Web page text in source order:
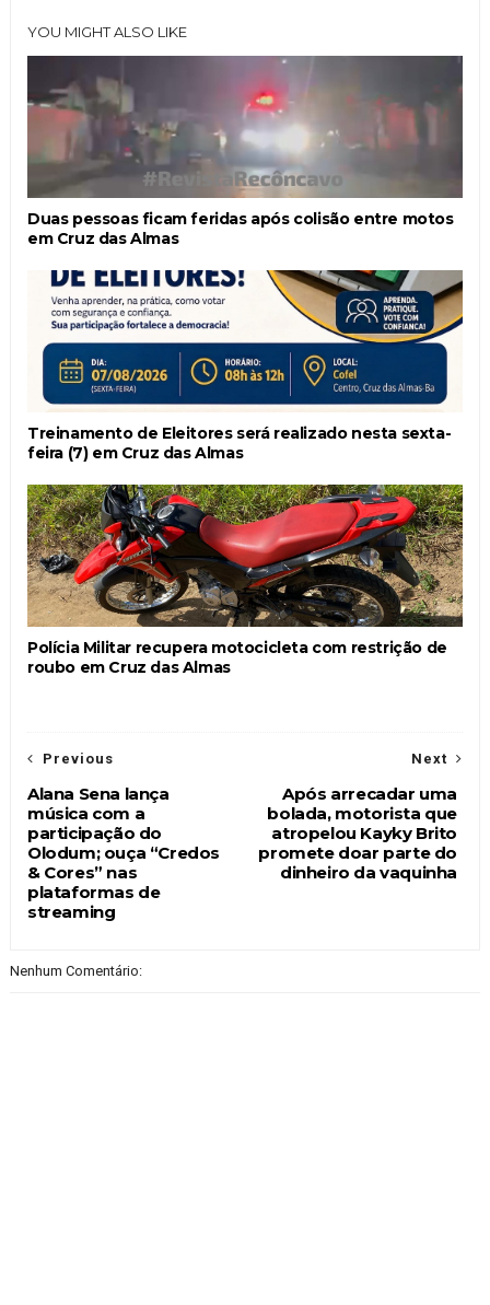
YOU MIGHT ALSO LIKE
Duas pessoas ficam feridas após colisão entre motos
em Cruz das Almas
Treinamento de Eleitores será realizado nesta sexta-
feira (7) em Cruz das Almas
Polícia Militar recupera motocicleta com restrição de
roubo em Cruz das Almas
Next
Após arrecadar uma
bolada, motorista que
atropelou Kayky Brito
promete doar parte do
dinheiro da vaquinha
Previous
Alana Sena lança
música com a
participação do
Olodum; ouça “Credos
& Cores” nas
plataformas de
streaming
Nenhum Comentário: